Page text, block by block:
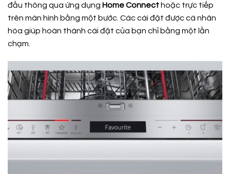
đầu thông qua ứng dụng Home Connect hoặc trực tiếp
trên màn hình bằng một bước. Các cài đặt được cá nhân
hóa giúp hoàn thành cài đặt của bạn chỉ bằng một lần
chạm.